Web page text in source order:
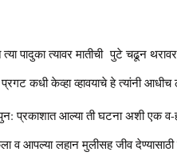
पादुका त्यावर मातीची पुटे चढून
कधी केव्हा व्हावयाचे हे त्यांनी
प्रकाशात आल्या ती घटना अशी एक
व आपल्या लहान मुलीसह जीव